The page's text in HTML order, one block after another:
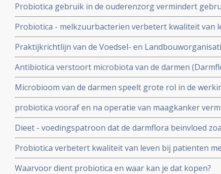
Probiotica gebruik in de ouderenzorg vermindert
veel minder diarree aldus een proefproject van de
Probiotica - melkzuurbacterien verbetert kwaliteit van
hebben van hooikoorts
Praktijkrichtlijn van de Voedsel- en
WHO - de Wereldgezondheidsorganisatie voor
darmproblemen
Antibiotica verstoort microbiota van de darmen
kan de darmflora al ernstig verstoren. Regelmatig
chronische schade toebrengen
Microbioom van de darmen speelt grote rol in de
immuunsysteem. Verbeteren van het microbioom kan
verschillende vormen van kanker
probiotica vooraf en na operatie van maagkanker
herstelt darmflora sneller en beter in vergelijking met
Dieet - voedingspatroon dat de darmflora beinvloed
invloed op aanslaan van immuuntherapie met anti-PD
Probiotica verbetert kwaliteit van leven bij patienten
prikkelbare darm
Waarvoor dient probiotica en waar kan je dat kopen?